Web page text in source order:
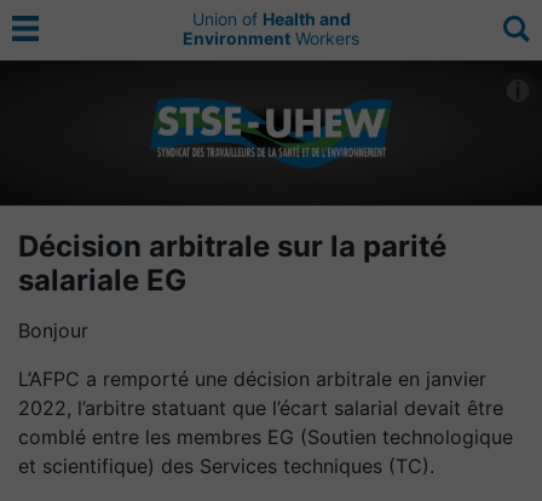
Union of Health and
Environment Workers
Décision arbitrale sur la parité
salariale EG
Bonjour
L’AFPC a remporté une décision arbitrale en janvier
2022, l’arbitre statuant que l’écart salarial devait être
comblé entre les membres EG (Soutien technologique
et scientifique) des Services techniques (TC).